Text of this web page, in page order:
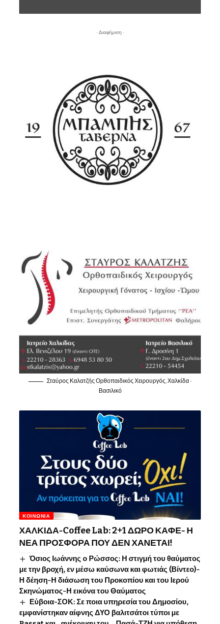
- Διαφήμιση -
Σταύρος Καλατζής Ορθοπαιδικός Χειρουργός, Χαλκίδα -
Βασιλικό
ΚΟΙΝΩΝΊΑ
ΧΑΛΚΙΔΑ-Coffee Lab: 2+1 ΔΩΡΟ ΚΑΦΕ- Η
ΝΕΑ ΠΡΟΣΦΟΡΑ ΠΟΥ ΔΕΝ ΧΑΝΕΤΑΙ!
Όσιος Ιωάννης o Ρώσσος: Η στιγμή του θαύματος
με την βροχή, εν μέσω καύσωνα και φωτιάς (Βίντεο)-
Η δέηση-Η διάσωση του Προκοπίου και του Ιερού
Σκηνώματος-Η εικόνα του Θαύματος
Εύβοια-ΣΟΚ: Σε ποια υπηρεσία του Δημοσίου,
εμφανίστηκαν αίφνης ΔΥΟ βαλιτσάτοι τύποι με